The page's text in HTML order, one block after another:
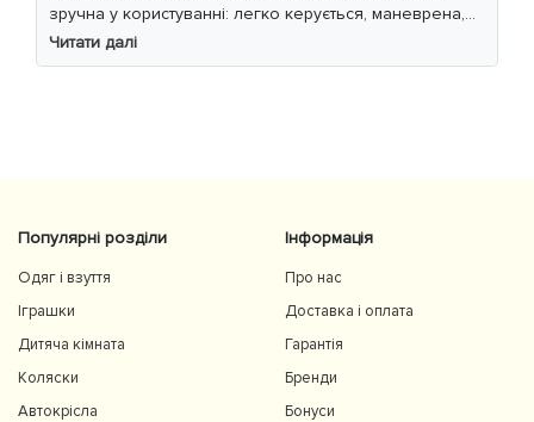
зручна у користуванні: легко керується, маневрена,
м’який хід навіть по нерівній дорозі. Дитині
комфортно, просторе сидіння та великий капюшон
Читати далі
Популярні розділи
Одяг і взуття
Іграшки
Дитяча кімната
Коляски
Автокрісла
Інформація
Про нас
Доставка і оплата
Гарантія
Бренди
Бонуси